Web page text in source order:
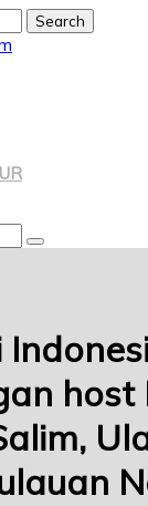
host